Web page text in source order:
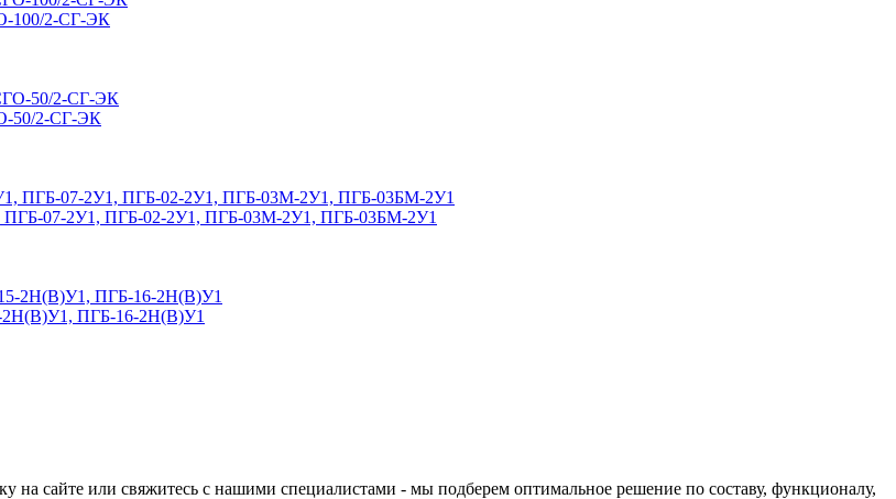
100/2-СГ-ЭК
50/2-СГ-ЭК
ПГБ-07-2У1, ПГБ-02-2У1, ПГБ-03М-2У1, ПГБ-03БМ-2У1
2Н(В)У1, ПГБ-16-2Н(В)У1
на сайте или свяжитесь с нашими специалистами - мы подберем оптимальное решение по составу, функционалу,